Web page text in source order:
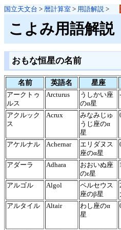
国立天文台 > 暦計算室 > 用語解説 >
こよみ用語解説
おもな恒星の名前
名前 英語名 星座
アークトゥ
ルス
Arcturus
うしかい座
のα星
アクルック
ス
Acrux
みなみじゅ
うじ座のα
星
アケルナル Achernar
エリダヌス
座のα星
アダーラ Adhara
おおいぬ座
のε星
アルゴル Algol
ペルセウス
座のβ星
アルタイル
Altair
わし座のα
星